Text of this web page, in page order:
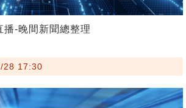
-晚間新聞總整理
28 17:30